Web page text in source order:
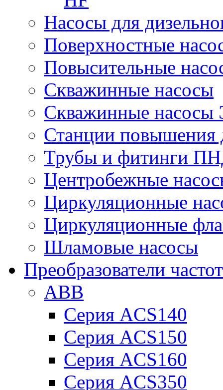
Насосы для
Поверхностные
Повысительные
Скважинные насосы
Скважинные
Станции повышения
Трубы и фитинги
Центробежные
Циркуляционные
Циркуляционные
Шламовые насосы
Преобразователи
ABB
Серия ACS140
Серия ACS150
Серия ACS160
Серия ACS350